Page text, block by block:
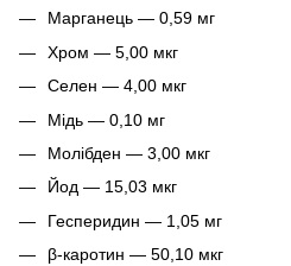
Марганець — 0,59 мг
Хром — 5,00 мкг
Селен — 4,00 мкг
Мідь — 0,10 мг
Молібден — 3,00 мкг
Йод — 15,03 мкг
Гесперидин — 1,05 мг
β-каротин — 50,10 мкг